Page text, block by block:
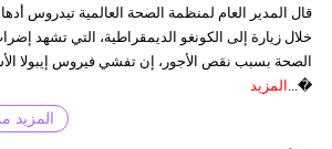
قال المدير العام لمنظمة الصحة العالمية تيدروس
خلال زيارة إلى الكونغو الديمقراطية، التي تشهد
الصحة بسبب نقص الأجور، إن تفشي فيروس إيبولا
�... المزيد
المزيد